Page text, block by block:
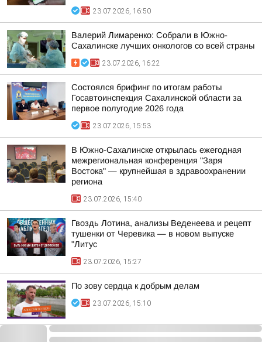
23.07.2026, 16:50
Валерий Лимаренко: Собрали в Южно-
Сахалинске лучших онкологов со всей страны
23.07.2026, 16:22
Состоялся брифинг по итогам работы
Госавтоинспекция Сахалинской области за
первое полугодие 2026 года
23.07.2026, 15:53
В Южно-Сахалинске открылась ежегодная
межрегиональная конференция "Заря
Востока" — крупнейшая в здравоохранении
региона
23.07.2026, 15:40
Гвоздь Лотина, анализы Веденеева и рецепт
тушенки от Черевика — в новом выпуске
"Литус
23.07.2026, 15:27
По зову сердца к добрым делам
23.07.2026, 15:10